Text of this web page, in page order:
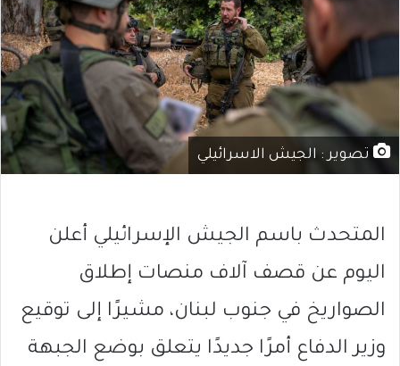
تصوير : الجيش الاسرائيلي
المتحدث باسم الجيش الإسرائيلي أعلن
اليوم عن قصف آلاف منصات إطلاق
الصواريخ في جنوب لبنان، مشيرًا إلى توقيع
وزير الدفاع أمرًا جديدًا يتعلق بوضع الجبهة